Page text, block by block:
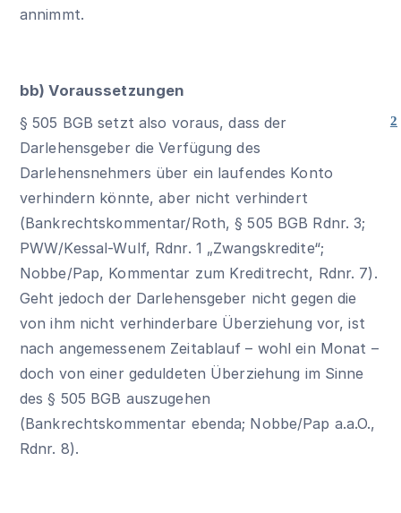
annimmt.
bb) Voraussetzungen
2
§ 505 BGB setzt also voraus, dass der
Darlehensgeber die Verfügung des
Darlehensnehmers über ein laufendes Konto
verhindern könnte, aber nicht verhindert
(Bankrechtskommentar/Roth,§ 505 BGB Rdnr. 3;
PWW/Kessal-Wulf, Rdnr. 1 „Zwangskredite“;
Nobbe/Pap, Kommentar zum Kreditrecht, Rdnr. 7).
Geht jedoch der Darlehensgeber nicht gegen die
von ihm nicht verhinderbare Überziehung vor, ist
nach angemessenem Zeitablauf – wohl ein Monat –
doch von einer geduldeten Überziehung im Sinne
des§ 505 BGB auszugehen
(Bankrechtskommentar ebenda; Nobbe/Pap a.a.O.,
Rdnr. 8).